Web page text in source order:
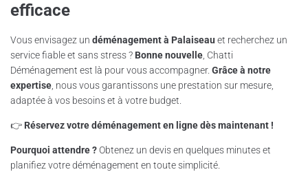
efficace
Vous envisagez un déménagement à Palaiseau et recherchez un
service fiable et sans stress ? Bonne nouvelle , Chatti
Déménagement est là pour vous accompagner. Grâce à notre
expertise , nous vous garantissons une prestation sur mesure,
adaptée à vos besoins et à votre budget.
👉 Réservez votre déménagement en ligne dès maintenant !
Pourquoi attendre ?Obtenez un devis en quelques minutes et
planifiez votre déménagement en toute simplicité.